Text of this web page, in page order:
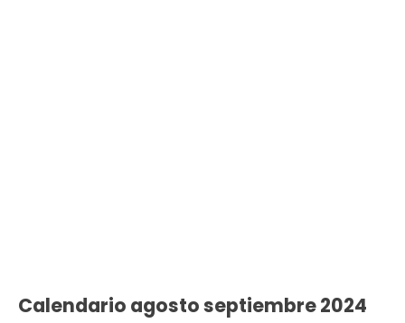
Calendario agosto septiembre 2024